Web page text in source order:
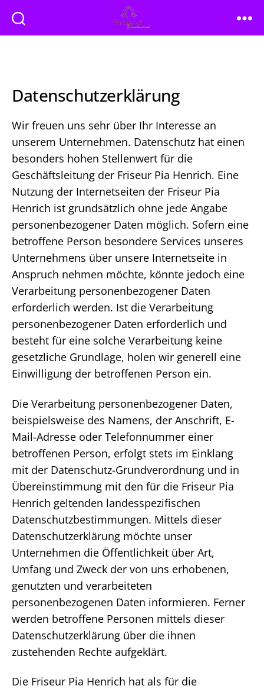
Friseur
Datenschutzerklärung
Wir freuen uns sehr über Ihr Interesse an
unserem Unternehmen. Datenschutz hat einen
besonders hohen Stellenwert für die
Geschäftsleitung der Friseur Pia Henrich. Eine
Nutzung der Internetseiten der Friseur Pia
Henrich ist grundsätzlich ohne jede Angabe
personenbezogener Daten möglich. Sofern eine
betroffene Person besondere Services unseres
Unternehmens über unsere Internetseite in
Anspruch nehmen möchte, könnte jedoch eine
Verarbeitung personenbezogener Daten
erforderlich werden. Ist die Verarbeitung
personenbezogener Daten erforderlich und
besteht für eine solche Verarbeitung keine
gesetzliche Grundlage, holen wir generell eine
Einwilligung der betroffenen Person ein.
Die Verarbeitung personenbezogener Daten,
beispielsweise des Namens, der Anschrift, E-
Mail-Adresse oder Telefonnummer einer
betroffenen Person, erfolgt stets im Einklang
mit der Datenschutz-Grundverordnung und in
Übereinstimmung mit den für die Friseur Pia
Henrich geltenden landesspezifischen
Datenschutzbestimmungen. Mittels dieser
Datenschutzerklärung möchte unser
Unternehmen die Öffentlichkeit über Art,
Umfang und Zweck der von uns erhobenen,
genutzten und verarbeiteten
personenbezogenen Daten informieren. Ferner
werden betroffene Personen mittels dieser
Datenschutzerklärung über die ihnen
zustehenden Rechte aufgeklärt.
Die Friseur Pia Henrich hat als für die